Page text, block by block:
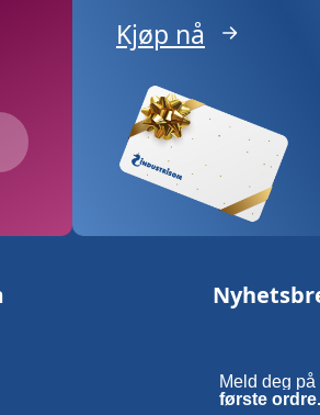
Kjøp nå
Meld deg
første ordre.